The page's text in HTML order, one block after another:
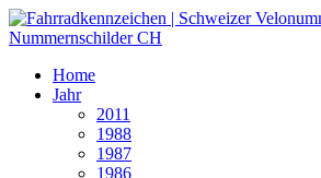
Home
Jahr
2011
1988
1987
1986